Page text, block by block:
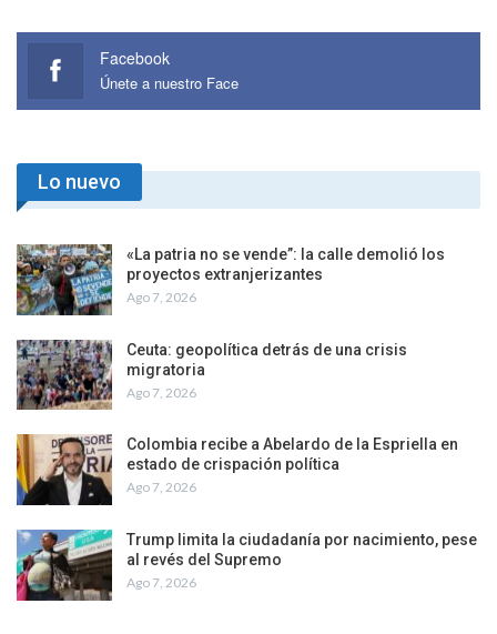
Facebook
Únete a nuestro Face
Lo nuevo
«La patria no se vende”: la calle demolió los
proyectos extranjerizantes
Ago 7, 2026
Ceuta: geopolítica detrás de una crisis
migratoria
Ago 7, 2026
Colombia recibe a Abelardo de la Espriella en
estado de crispación política
Ago 7, 2026
Trump limita la ciudadanía por nacimiento, pese
al revés del Supremo
Ago 7, 2026